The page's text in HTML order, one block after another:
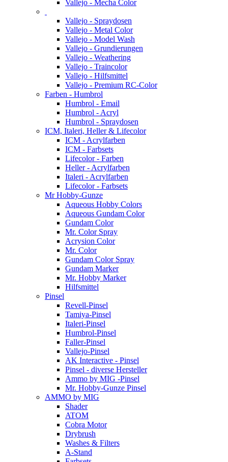
Vallejo - Mecha Color
Vallejo - Spraydosen
Vallejo - Metal Color
Vallejo - Model Wash
Vallejo - Grundierungen
Vallejo - Weathering
Vallejo - Traincolor
Vallejo - Hilfsmittel
Vallejo - Premium RC-Color
Farben - Humbrol
Humbrol - Email
Humbrol - Acryl
Humbrol - Spraydosen
ICM, Italeri, Heller & Lifecolor
ICM - Acrylfarben
ICM - Farbsets
Lifecolor - Farben
Heller - Acrylfarben
Italeri - Acrylfarben
Lifecolor - Farbsets
Mr Hobby-Gunze
Aqueous Hobby Colors
Aqueous Gundam Color
Gundam Color
Mr. Color Spray
Acrysion Color
Mr. Color
Gundam Color Spray
Gundam Marker
Mr. Hobby Marker
Hilfsmittel
Pinsel
Revell-Pinsel
Tamiya-Pinsel
Italeri-Pinsel
Humbrol-Pinsel
Faller-Pinsel
Vallejo-Pinsel
AK Interactive - Pinsel
Pinsel - diverse Hersteller
Ammo by MIG -Pinsel
Mr. Hobby-Gunze Pinsel
AMMO by MIG
Shader
ATOM
Cobra Motor
Drybrush
Washes & Filters
A-Stand